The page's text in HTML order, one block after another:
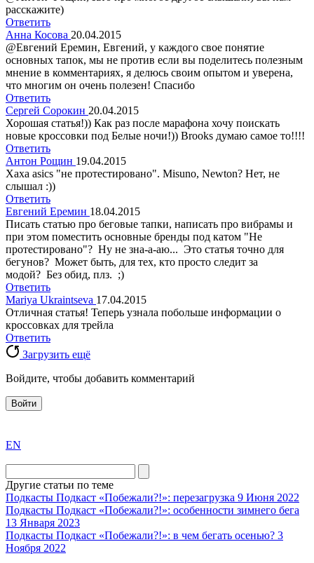
расскажите)
Ответить
Анна Косова 20.04.2015
@Евгений Еремин, Евгений, у каждого свое понятие
основных тапок, мы не против если вы поделитесь полезным
мнение в комментариях, я делюсь своим опытом и уверена,
что многим он очень полезен! Спасибо
Ответить
Сергей Сорокин 20.04.2015
Хорошая статья!)) Как раз после марафона хочу поискать
новые кроссовки под Белые ночи!)) Brooks думаю самое то!!!!
Ответить
Антон Рощин 19.04.2015
Хаха asics "не протестировано". Misuno, Newton? Нет, не
слышал :))
Ответить
Евгений Еремин 18.04.2015
Писать статью про беговые тапки, написать про вибрамы и
при этом поместить основные бренды под катом "Не
протестировано"? Ну не зна-а-аю... Это статья точно для
бегунов? Может быть, для тех, кто просто следит за
модой? Без обид, плз. ;)
Ответить
Mariya Ukraintseva 17.04.2015
Отличная статья! Теперь узнала побольше информации о
кроссовках для трейла
Ответить
Загрузить ещё
Войдите, чтобы добавить комментарий
Войти
the
division
agent
watch
replica
showcases
substantial
areas.
EN
Другие статьи по теме
Подкасты Подкаст «Побежали?!»: перезагрузка 9 Июня 2022
Подкасты Подкаст «Побежали?!»: особенности зимнего бега
13 Января 2023
Подкасты Подкаст «Побежали?!»: в чем бегать осенью? 3
Ноября 2022